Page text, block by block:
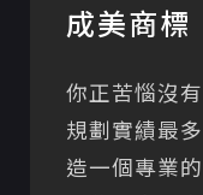
成美商標
你正苦惱沒
規劃實績最
造一個專業